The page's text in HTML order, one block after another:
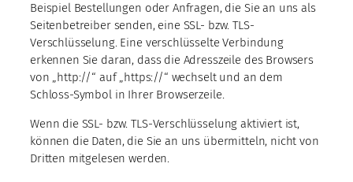
Beispiel Bestellungen oder Anfragen, die Sie an uns als
Seitenbetreiber senden, eine SSL- bzw. TLS-
Verschlüsselung. Eine verschlüsselte Verbindung
erkennen Sie daran, dass die Adresszeile des Browsers
von „http://“ auf „https://“ wechselt und an dem
Schloss-Symbol in Ihrer Browserzeile.
Wenn die SSL- bzw. TLS-Verschlüsselung aktiviert ist,
können die Daten, die Sie an uns übermitteln, nicht von
Dritten mitgelesen werden.